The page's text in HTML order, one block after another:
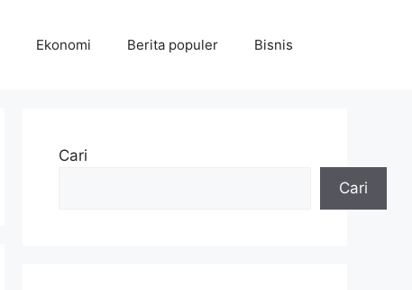
Ekonomi Berita populer Bisnis
Cari
Cari